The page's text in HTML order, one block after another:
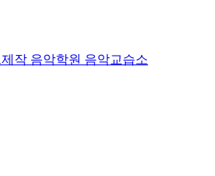
작 음악학원 음악교습소